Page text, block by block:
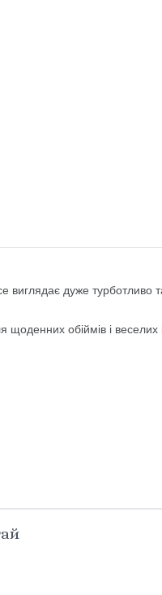
дуже турботливо
обіймів і веселих